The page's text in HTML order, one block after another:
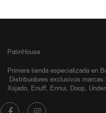
PatinHouse
Primera tienda especializada en
Distribuidores exclusivos
Xsjado, Enuff, Ennui, Doop,